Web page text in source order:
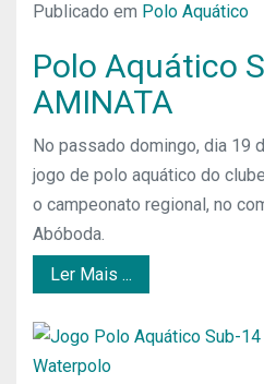
Publicado em Polo Aquático
Polo Aquático
AMINATA
No passado domingo, dia 19
jogo de polo aquático do
o campeonato regional, no
Abóboda.
Ler Mais ...